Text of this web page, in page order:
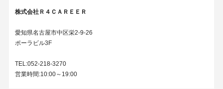
株式会社Ｒ４ＣＡＲＥＥＲ
愛知県名古屋市中区栄2-9-26
ポーラビル3F
TEL:052-218-3270
営業時間:10:00～19:00